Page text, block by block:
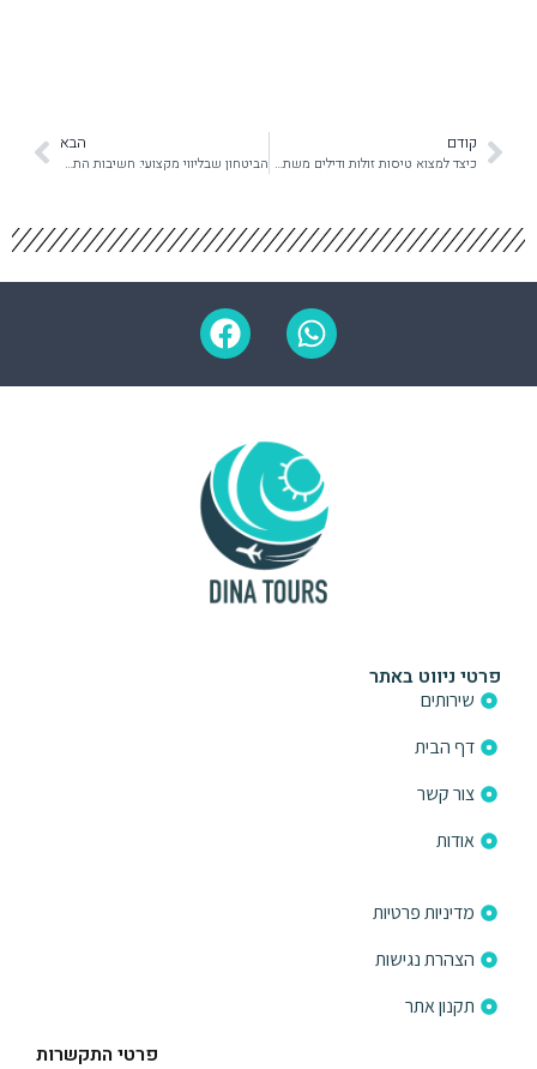
קודם
כיצד למצוא טיסות זולות ודילים משתלמים בעזרת מומחה
הבא
הביטחון שבליווי מקצועי: חשיבות התמיכה בחו״ל
פרטי ניווט באתר
שירותים
דף הבית
צור קשר
אודות
מדיניות פרטיות
הצהרת נגישות
תקנון אתר
פרטי התקשרות